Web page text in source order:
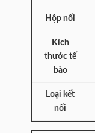
Hộp nối
Kích
thước tế
bào
Loại kết
nối